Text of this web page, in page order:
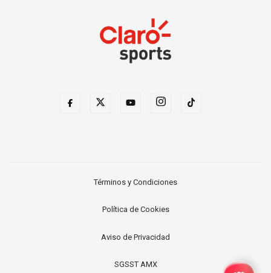
Términos y Condiciones
Política de Cookies
Aviso de Privacidad
SGSST AMX